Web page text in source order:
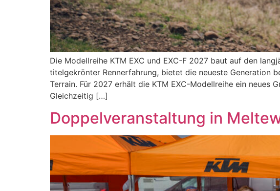
Die Modellreihe KTM EXC und EXC-F 2027 baut auf den
titelgekrönter Rennerfahrung, bietet die neueste Generation
Terrain. Für 2027 erhält die KTM EXC-Modellreihe ein neues
Gleichzeitig […]
Doppelveranstaltung in